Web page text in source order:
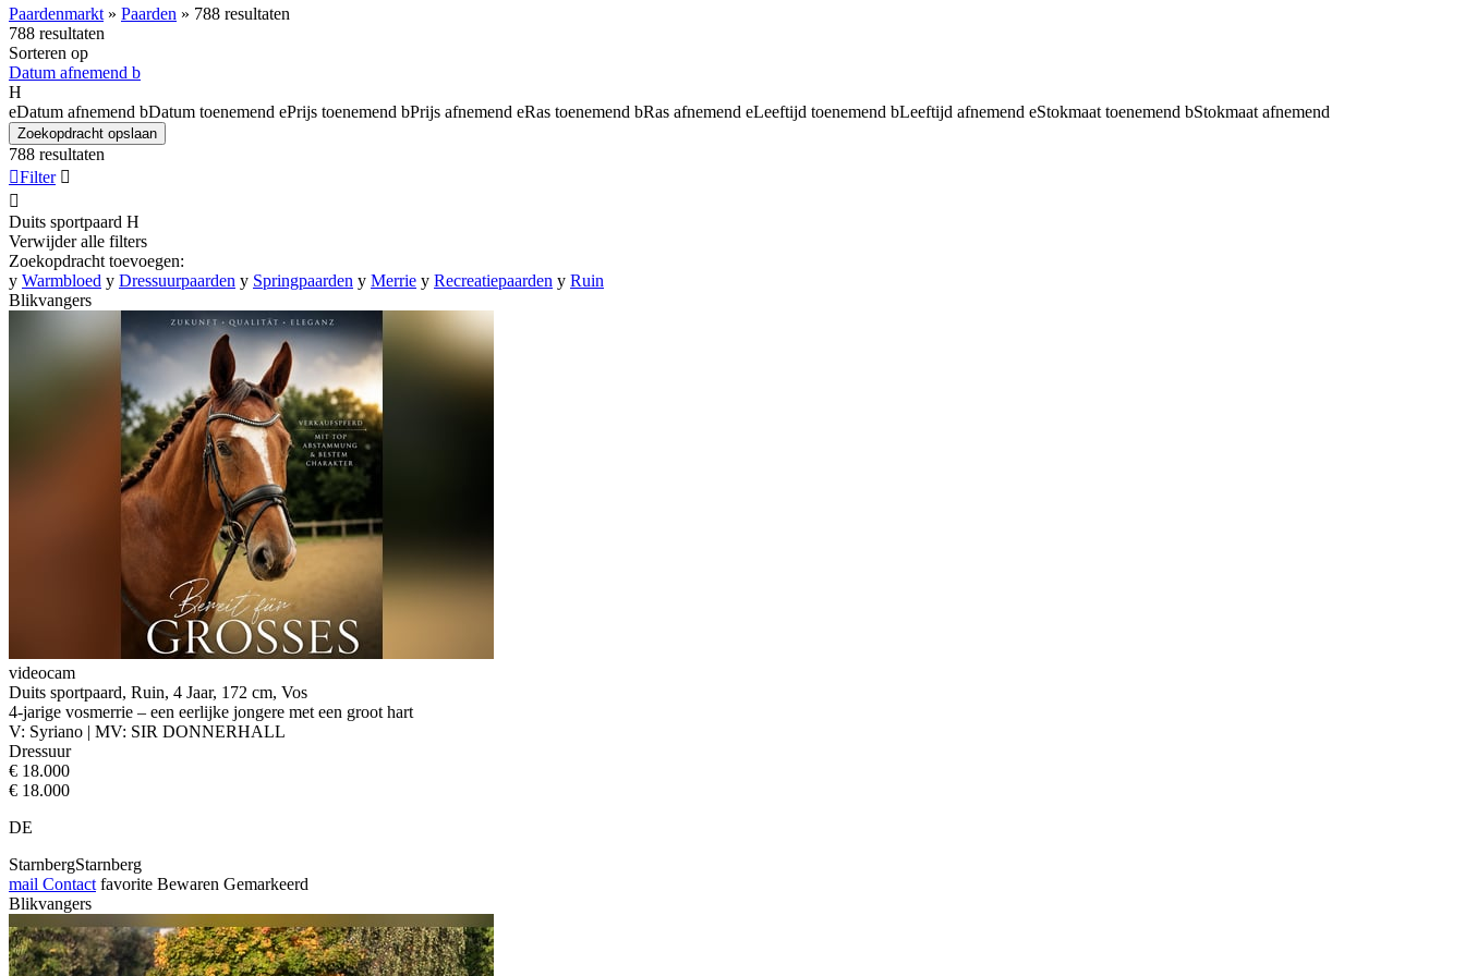
Paardenmarkt » Paarden » 788 resultaten
788 resultaten
Sorteren op
Datum afnemend b
H
eDatum afnemend bDatum toenemend ePrijs toenemend bPrijs afnemend eRas toenemend bRas afnemend eLeeftijd toenemend bLeeftijd afnemend eStokmaat toenemend bStokmaat afnemend
Zoekopdracht opslaan
788 resultaten
Filter 

Duits sportpaard H
Verwijder alle filters
Zoekopdracht toevoegen:
y Warmbloed y Dressuurpaarden y Springpaarden y Merrie y Recreatiepaarden y Ruin
Blikvangers
videocam
Duits sportpaard, Ruin, 4 Jaar, 172 cm, Vos
4-jarige vosmerrie – een eerlijke jongere met een groot hart
V: Syriano | MV: SIR DONNERHALL
Dressuur
€ 18.000
€ 18.000
DE
StarnbergStarnberg
mail Contact favorite Bewaren Gemarkeerd
Blikvangers